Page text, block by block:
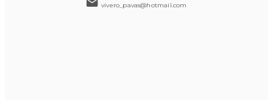
vivero_pavas@hotmail.com